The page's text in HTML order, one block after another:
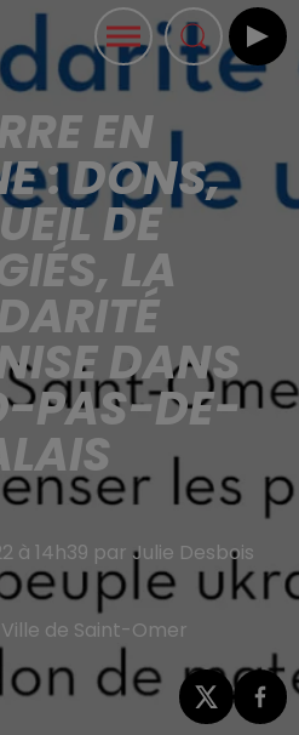
EN
: DONS,
DE
LA
DANS
PAS-DE-
à 14h39 par Julie Desbois
Ville de Saint-Omer